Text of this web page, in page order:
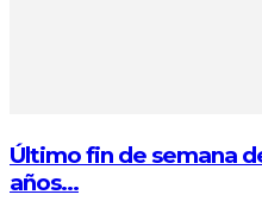
Último fin de semana
años...